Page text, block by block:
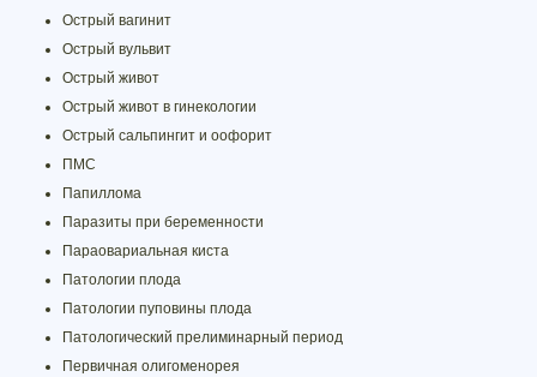
Острый вагинит
Острый вульвит
Острый живот
Острый живот в гинекологии
Острый сальпингит и оофорит
ПМС
Папиллома
Паразиты при беременности
Параовариальная киста
Патологии плода
Патологии пуповины плода
Патологический прелиминарный период
Первичная олигоменорея